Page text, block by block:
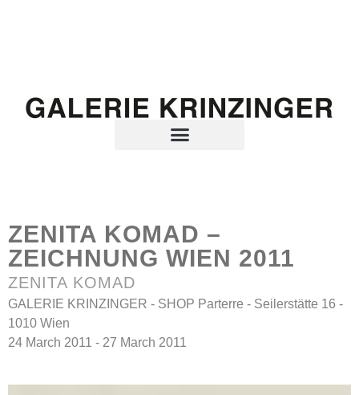
ZENITA KOMAD –
ZEICHNUNG WIEN 2011
ZENITA KOMAD
GALERIE KRINZINGER - SHOP Parterre - Seilerstätte 16 -
1010 Wien
24 March 2011 - 27 March 2011